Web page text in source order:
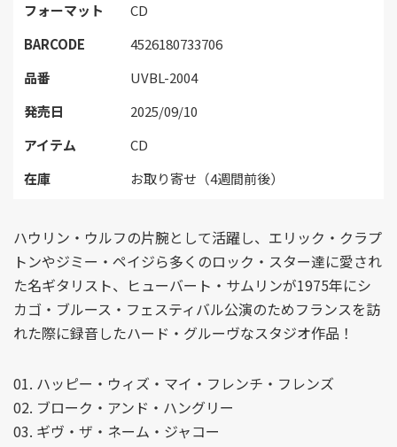
フォーマット
CD
BARCODE
4526180733706
品番
UVBL-2004
発売日
2025/09/10
アイテム
CD
在庫
お取り寄せ（4週間前後）
ハウリン・ウルフの片腕として活躍し、エリック・クラプ
トンやジミー・ペイジら多くのロック・スター達に愛され
た名ギタリスト、ヒューバート・サムリンが1975年にシ
カゴ・ブルース・フェスティバル公演のためフランスを訪
れた際に録音したハード・グルーヴなスタジオ作品！
01. ハッピー・ウィズ・マイ・フレンチ・フレンズ
02. ブローク・アンド・ハングリー
03. ギヴ・ザ・ネーム・ジャコー